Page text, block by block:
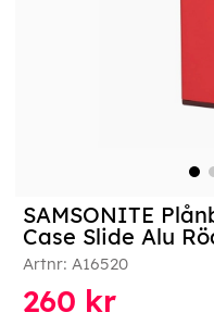
SAMSONITE
Case Slide Alu
Artnr: A16520
260 kr